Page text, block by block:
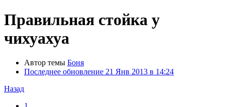
Правильная стойка у
чихуахуа
Автор темы Боня
Последнее обновление 21 Янв 2013 в 14:24
Назад